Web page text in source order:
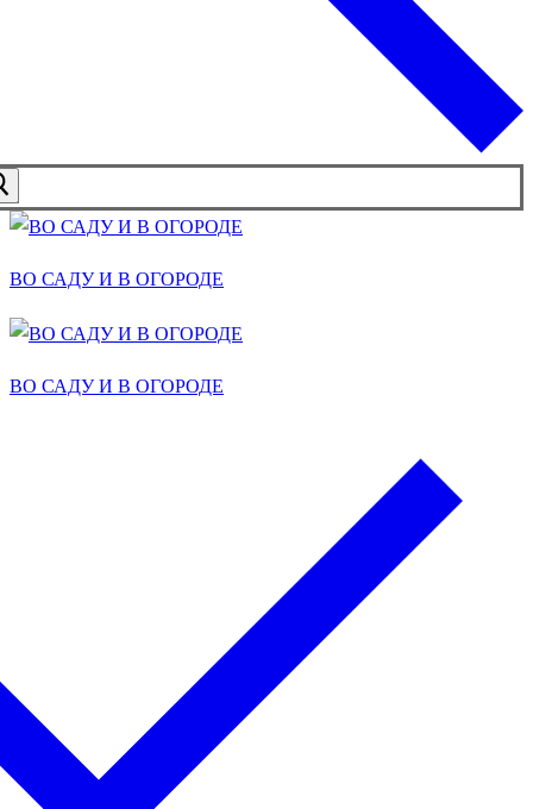
ВО САДУ И В ОГОРОДЕ
ВО САДУ И В ОГОРОДЕ